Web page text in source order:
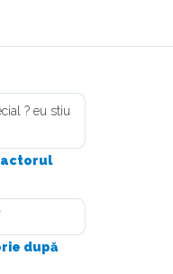
? eu stiu
actorul
după